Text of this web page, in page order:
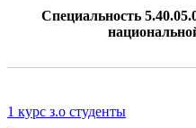
Специальность
1 курс з.о студенты